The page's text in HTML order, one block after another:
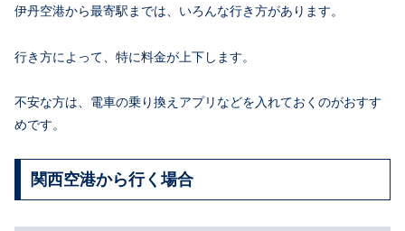
伊丹空港から最寄駅までは、いろんな行き方があります。
行き方によって、特に料金が上下します。
不安な方は、電車の乗り換えアプリなどを入れておくのがおすす
めです。
関西空港から行く場合